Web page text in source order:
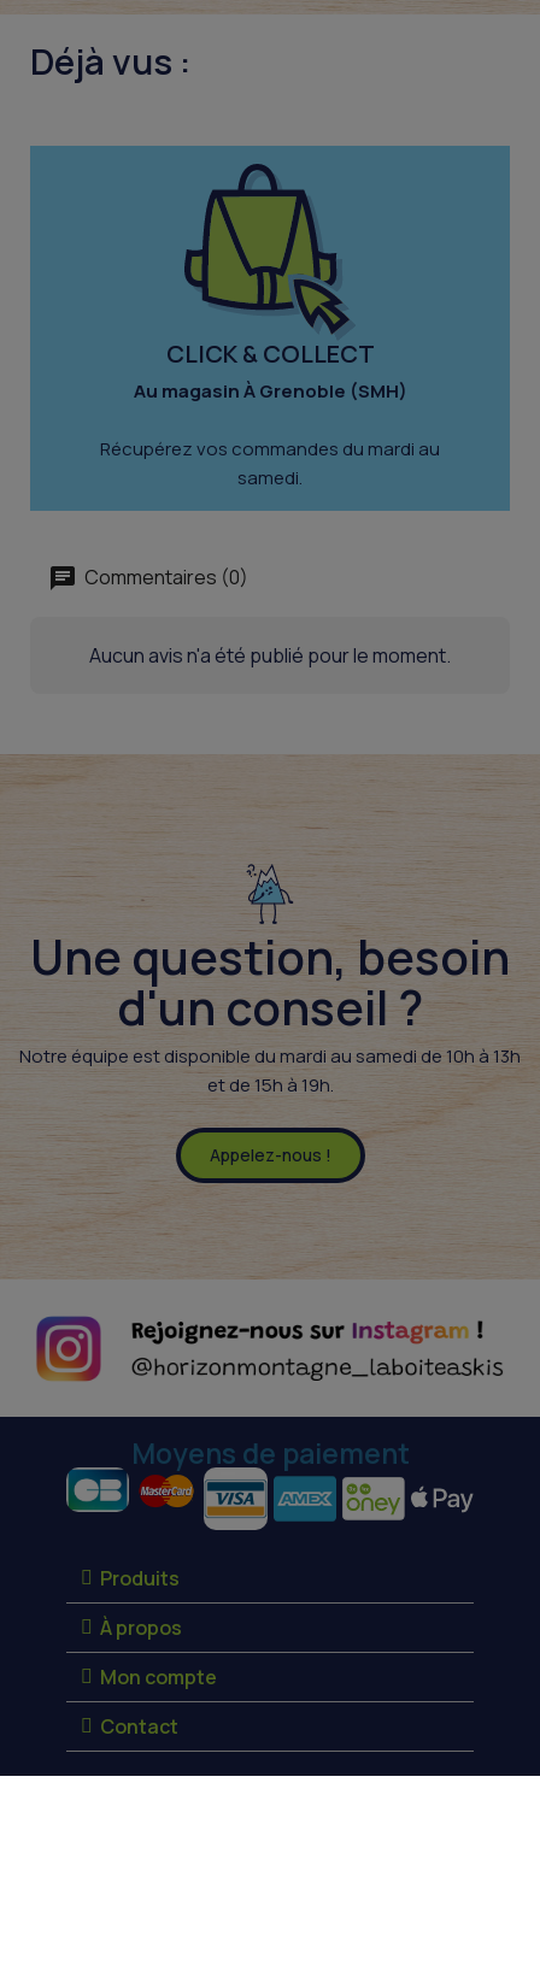
Déjà vus :
CLICK & COLLECT
Au magasin À Grenoble (SMH)
Récupérez vos commandes du mardi au
samedi.
Commentaires (0)
Aucun avis n'a été publié pour le moment.
Une question, besoin
d'un conseil ?​
Notre équipe est disponible du mardi au samedi de 10h à 13h
et de 15h à 19h.
Appelez-nous !
Moyens de paiement
Produits
À propos
Mon compte
Contact